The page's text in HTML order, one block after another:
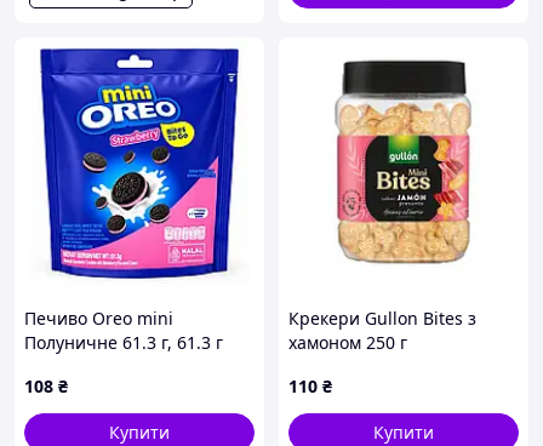
Печиво Oreo mini
Полуничне 61.3 г, 61.3 г
108 ₴
Купити
Крекери Gullon Bites з
хамоном 250 г
110 ₴
Купити